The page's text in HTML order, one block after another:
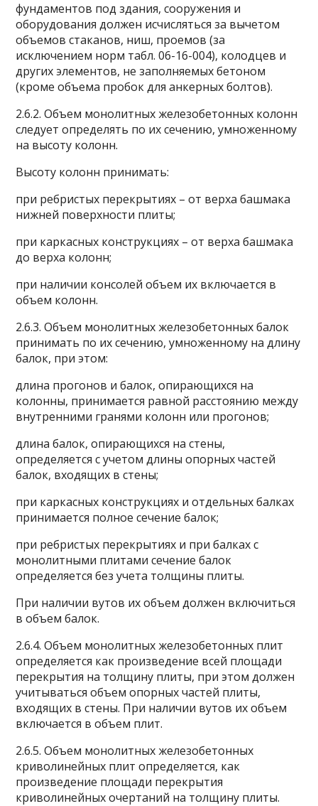
фундаментов под здания, сооружения и
оборудования должен исчисляться за вычетом
объемов стаканов, ниш, проемов (за
исключением норм табл. 06-16-004), колодцев и
других элементов, не заполняемых бетоном
(кроме объема пробок для анкерных болтов).
2.6.2. Объем монолитных железобетонных колонн
следует определять по их сечению, умноженному
на высоту колонн.
Высоту колонн принимать:
при ребристых перекрытиях – от верха башмака
нижней поверхности плиты;
при каркасных конструкциях – от верха башмака
до верха колонн;
при наличии консолей объем их включается в
объем колонн.
2.6.3. Объем монолитных железобетонных балок
принимать по их сечению, умноженному на длину
балок, при этом:
длина прогонов и балок, опирающихся на
колонны, принимается равной расстоянию между
внутренними гранями колонн или прогонов;
длина балок, опирающихся на стены,
определяется с учетом длины опорных частей
балок, входящих в стены;
при каркасных конструкциях и отдельных балках
принимается полное сечение балок;
при ребристых перекрытиях и при балках с
монолитными плитами сечение балок
определяется без учета толщины плиты.
При наличии вутов их объем должен включиться
в объем балок.
2.6.4. Объем монолитных железобетонных плит
определяется как произведение всей площади
перекрытия на толщину плиты, при этом должен
учитываться объем опорных частей плиты,
входящих в стены. При наличии вутов их объем
включается в объем плит.
2.6.5. Объем монолитных железобетонных
криволинейных плит определяется, как
произведение площади перекрытия
криволинейных очертаний на толщину плиты.